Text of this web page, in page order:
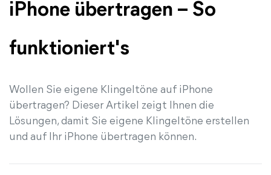
iPhone übertragen – So
funktioniert's
Wollen Sie eigene Klingeltöne auf iPhone
übertragen? Dieser Artikel zeigt Ihnen die
Lösungen, damit Sie eigene Klingeltöne erstellen
und auf Ihr iPhone übertragen können.